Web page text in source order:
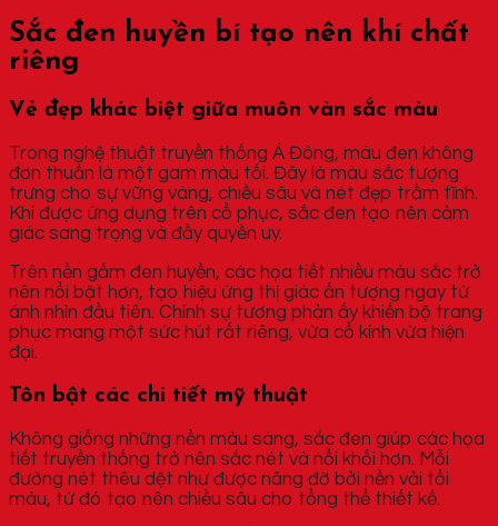
Sắc đen huyền bí tạo nên khí chất
riêng
Vẻ đẹp khác biệt giữa muôn vàn sắc màu
Trong nghệ thuật truyền thống Á Đông, màu đen không
đơn thuần là một gam màu tối. Đây là màu sắc tượng
trưng cho sự vững vàng, chiều sâu và nét đẹp trầm tĩnh.
Khi được ứng dụng trên cổ phục, sắc đen tạo nên cảm
giác sang trọng và đầy quyền uy.
Trên nền gấm đen huyền, các họa tiết nhiều màu sắc trở
nên nổi bật hơn, tạo hiệu ứng thị giác ấn tượng ngay từ
ánh nhìn đầu tiên. Chính sự tương phản ấy khiến bộ trang
phục mang một sức hút rất riêng, vừa cổ kính vừa hiện
đại.
Tôn bật các chi tiết mỹ thuật
Không giống những nền màu sáng, sắc đen giúp các họa
tiết truyền thống trở nên sắc nét và nổi khối hơn. Mỗi
đường nét thêu dệt như được nâng đỡ bởi nền vải tối
màu, từ đó tạo nên chiều sâu cho tổng thể thiết kế.